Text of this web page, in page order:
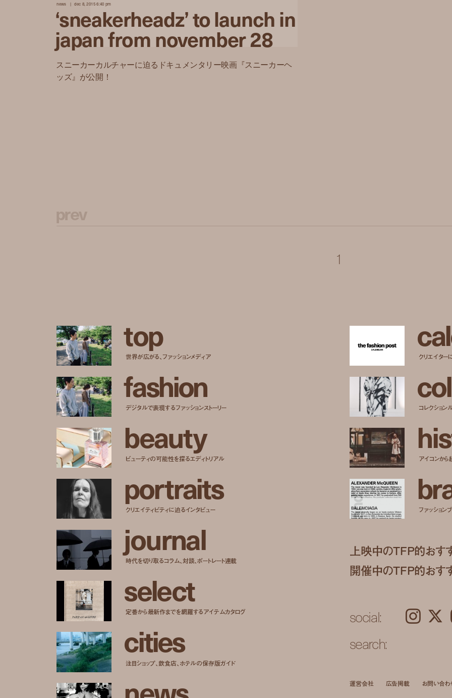
news dec 8, 2015 6:40 pm
‘sneakerheadz’ to launch in
japan from november 28
スニーカーカルチャーに迫るドキュメンタリー映画『スニーカーヘ
ッズ』が公開！
prev
1
top
世界が広がる、ファッションメディア
fashion
デジタルで表現するファッションストーリー
beauty
ビューティの可能性を探るエディトリアル
portraits
クリエイティビティに迫るインタビュー
journal
時代を切り取るコラム、対談、ポートレート連載
select
定番から最新作までを網羅するアイテムカタログ
cities
注目ショップ、飲食店、ホテルの保存版ガイド
cal
クリエイター
col
コレクション
his
アイコンから
br
ファッション
上映中のTFP的おす
開催中のTFP的おす
social: Instagram 𝕏
search:
運営会社 広告掲載 お問い合わ